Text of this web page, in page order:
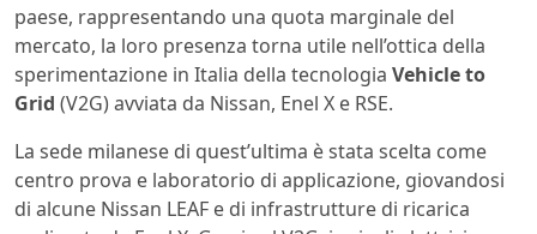
paese, rappresentando una quota marginale del
mercato, la loro presenza torna utile nell’ottica della
sperimentazione in Italia della tecnologia Vehicle to
Grid (V2G) avviata da Nissan, Enel X e RSE.
La sede milanese di quest’ultima è stata scelta come
centro prova e laboratorio di applicazione, giovandosi
di alcune Nissan LEAF e di infrastrutture di ricarica